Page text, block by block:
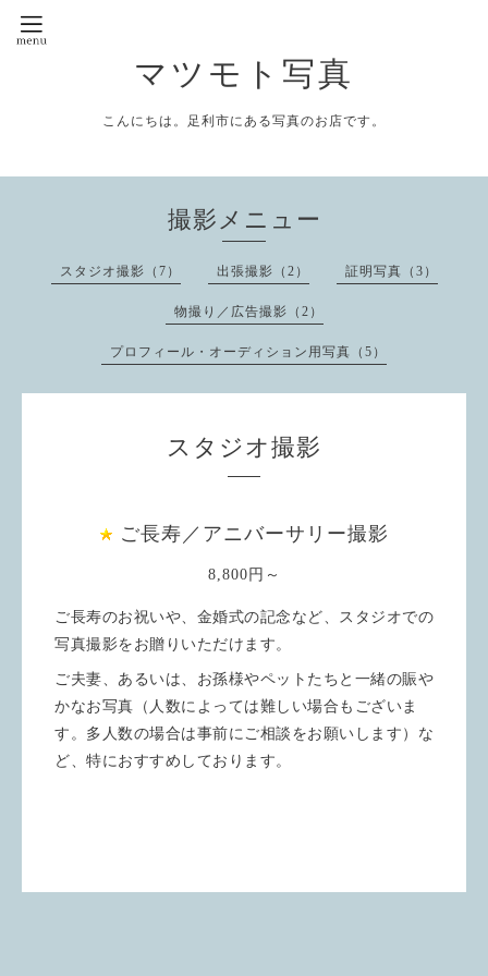
マツモト写真
こんにちは。足利市にある写真のお店です。
撮影メニュー
スタジオ撮影（7） 出張撮影（2） 証明写真（3）
物撮り／広告撮影（2）
プロフィール・オーディション用写真（5）
スタジオ撮影
ご長寿／アニバーサリー撮影
8,800円～
ご長寿のお祝いや、金婚式の記念など、スタジオでの
写真撮影をお贈りいただけます。
ご夫妻、あるいは、お孫様やペットたちと一緒の賑や
かなお写真（人数によっては難しい場合もございま
す。多人数の場合は事前にご相談をお願いします）な
ど、特におすすめしております。